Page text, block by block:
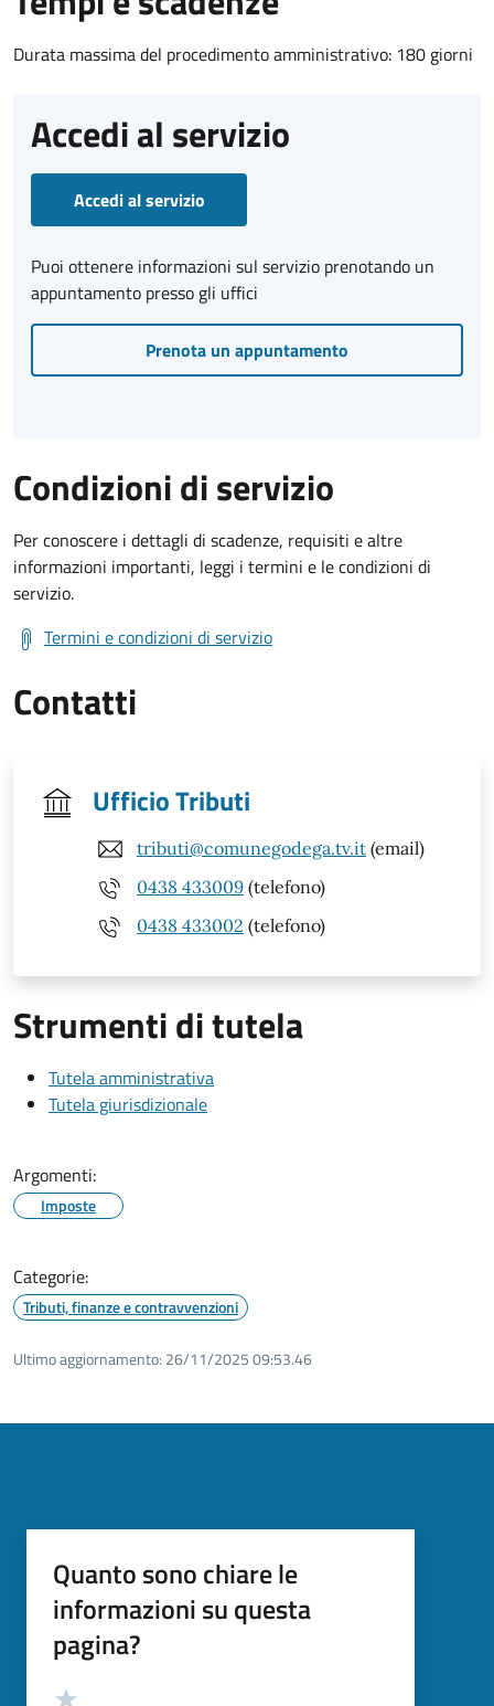
Durata massima del procedimento amministrativo: 180 giorni
Accedi al servizio
Accedi al servizio
Puoi ottenere informazioni sul servizio prenotando un
appuntamento presso gli uffici
Prenota un appuntamento
Condizioni di servizio
Per conoscere i dettagli di scadenze, requisiti e altre
informazioni importanti, leggi i termini e le condizioni di
servizio.
Termini e condizioni di servizio
Contatti
Ufficio Tributi
tributi@comunegodega.tv.it (email)
0438 433009 (telefono)
0438 433002 (telefono)
Strumenti di tutela
Tutela amministrativa
Tutela giurisdizionale
Argomenti:
Imposte
Categorie:
Tributi, finanze e contravvenzioni
Ultimo aggiornamento: 26/11/2025 09:53.46
Quanto sono chiare le
informazioni su questa
pagina?
Valutazione